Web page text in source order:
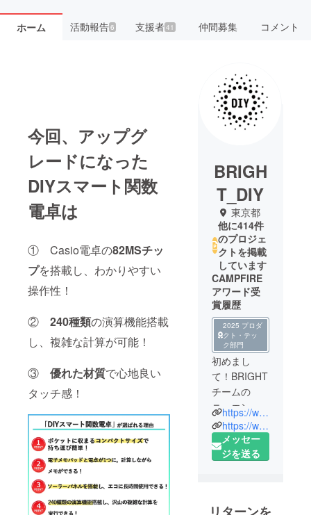
ホーム 活動報告6 支援者41 仲間募集 コメント
今回、アップグ
レードになった
DIYスマート関数
電卓は
① Casio電卓の82MSチッ
プを搭載し、わかりやすい
操作性！
② 240種類の演算機能搭載
し、複雑な計算が可能！
③ 優れた材質で心地良い
タッチ感！
BRIGH
T_DIY
東京都
他に414件
のプロジェ
クトを掲載
しています
CAMPFIRE
アワード受
賞履歴
2025 プロダ
クト・テッ
ク部門
初めまし
て！BRIGHT
チームの
ニュエンで
す。
中国の総合
家電メー
https://www.brightdiy.jp/
https://www.instagram.com/brightdiyjp/
メッセー
ジを送る
リターンを